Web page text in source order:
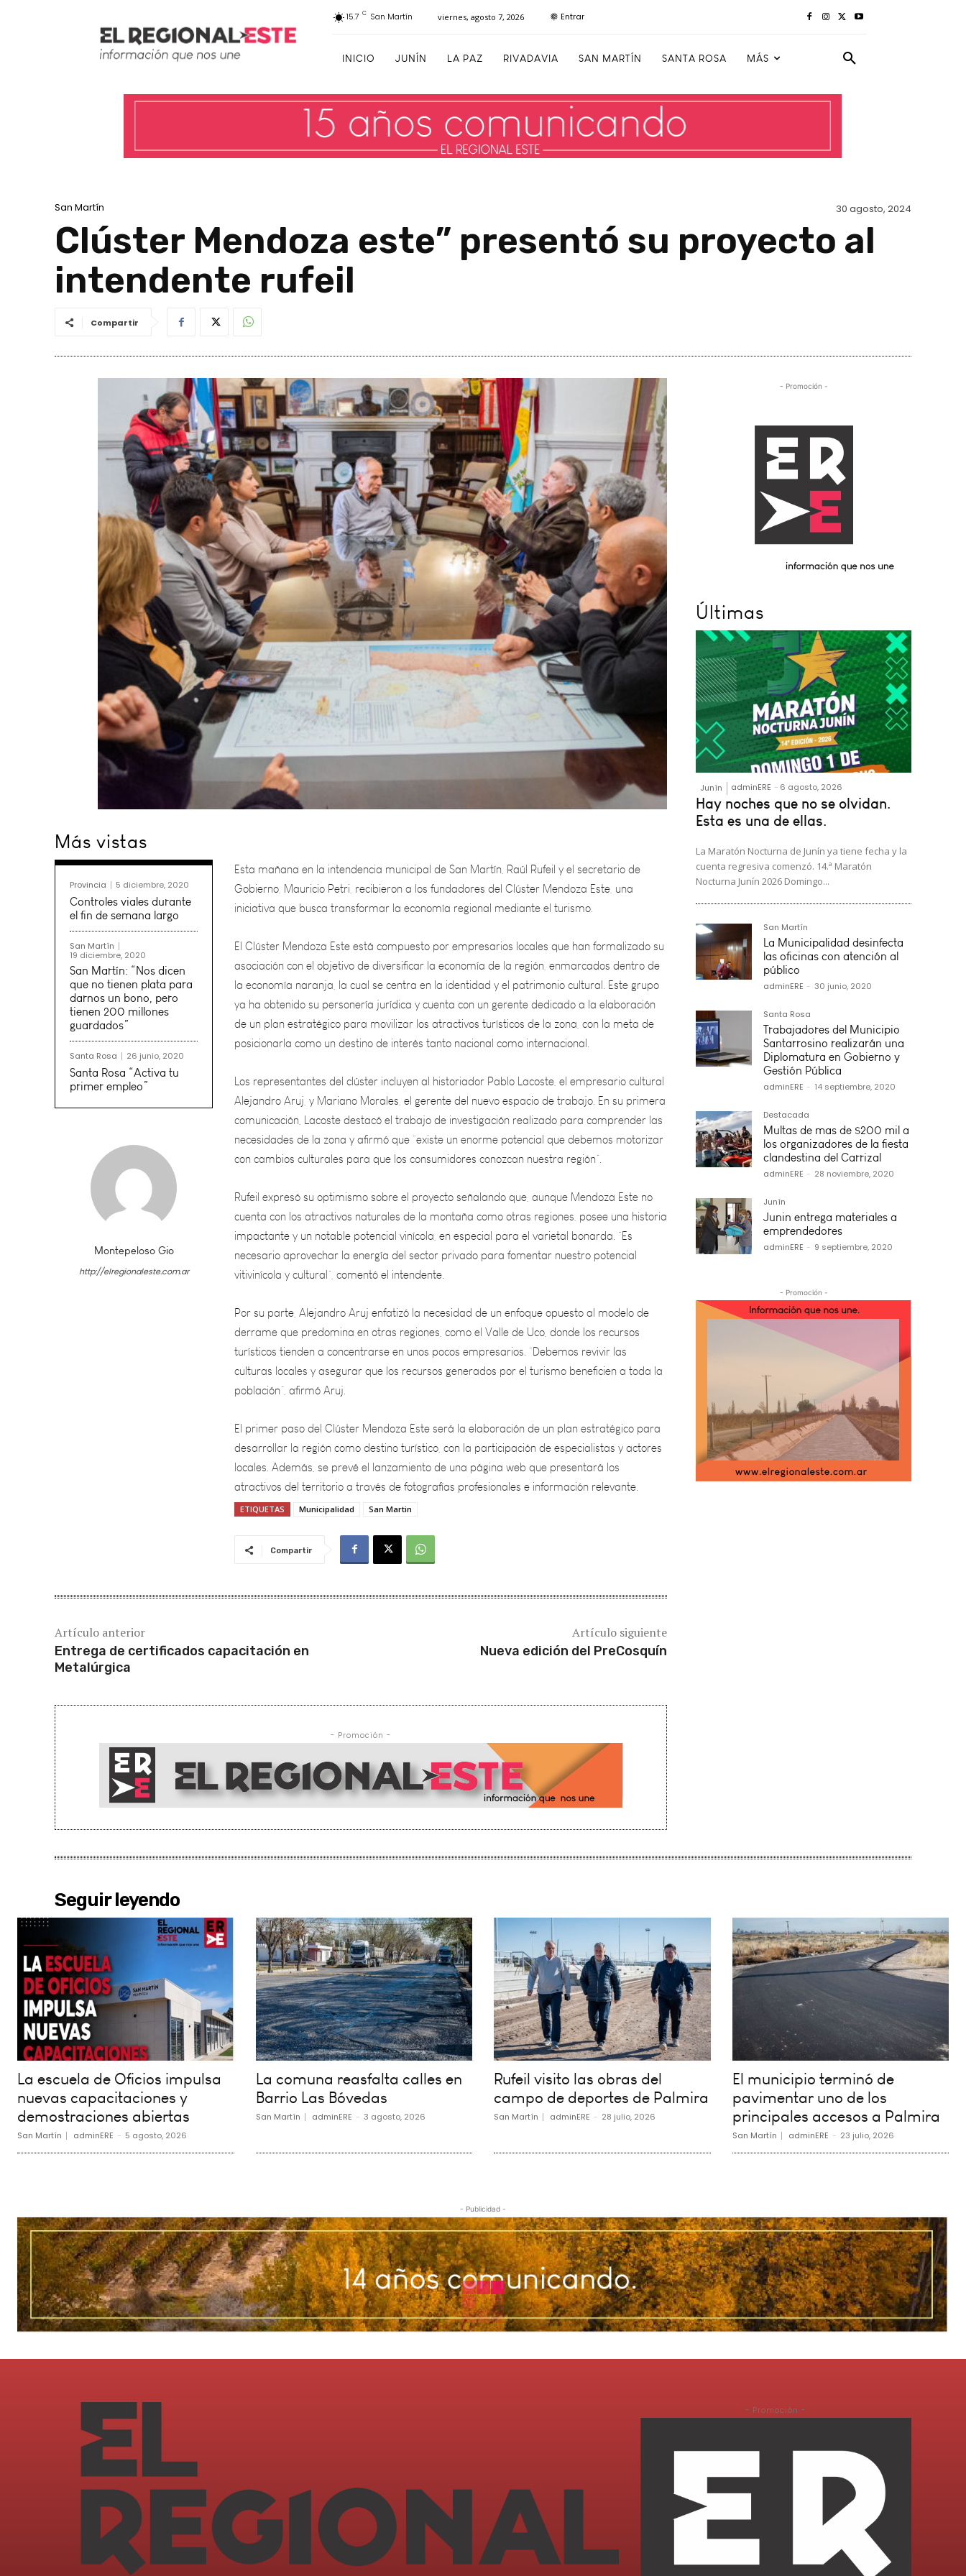
15.7 C San Martín viernes, agosto 7, 2026 Entrar
INICIO JUNÍN LA PAZ RIVADAVIA SAN MARTÍN SANTA ROSA MÁS
San Martín 30 agosto, 2024
Clúster Mendoza este” presentó su proyecto al
intendente rufeil
Compartir
Más vistas
Provincia 5 diciembre, 2020
Controles viales durante
el fin de semana largo
San Martín
19 diciembre, 2020
San Martín: “Nos dicen
que no tienen plata para
darnos un bono, pero
tienen 200 millones
guardados”
Santa Rosa 26 junio, 2020
Santa Rosa “Activa tu
primer empleo”
Montepeloso Gio
http://elregionaleste.com.ar
Gobierno, Mauricio Petri, recibieron a los fundadores del Clúster Mendoza Este, una
iniciativa que busca transformar la economía regional mediante el turismo.
El Clúster Mendoza Este está compuesto por empresarios locales que han formalizado su
asociación con el objetivo de diversificar la economía de la región, enmarcados dentro de
la economía naranja, la cual se centra en la identidad y el patrimonio cultural. Este grupo
ya ha obtenido su personería jurídica y cuenta con un gerente dedicado a la elaboración
de un plan estratégico para movilizar los atractivos turísticos de la zona, con la meta de
posicionarla como un destino de interés tanto nacional como internacional.
Los representantes del clúster incluyen al historiador Pablo Lacoste, el empresario cultural
Alejandro Aruj, y Mariano Morales, el gerente del nuevo espacio de trabajo. En su primera
comunicación, Lacoste destacó el trabajo de investigación realizado para comprender las
necesidades de la zona y afirmó que “existe un enorme potencial que debemos motorizar
con cambios culturales para que los consumidores conozcan nuestra región”.
Rufeil expresó su optimismo sobre el proyecto señalando que, aunque Mendoza Este no
cuenta con los atractivos naturales de la montaña como otras regiones, posee una historia
impactante y un notable potencial vinícola, en especial para el varietal bonarda. “Es
necesario aprovechar la energía del sector privado para fomentar nuestro potencial
vitivinícola y cultural”, comentó el intendente.
Por su parte, Alejandro Aruj enfatizó la necesidad de un enfoque opuesto al modelo de
derrame que predomina en otras regiones, como el Valle de Uco, donde los recursos
turísticos tienden a concentrarse en unos pocos empresarios. “Debemos revivir las
culturas locales y asegurar que los recursos generados por el turismo beneficien a toda la
población”, afirmó Aruj.
El primer paso del Clúster Mendoza Este será la elaboración de un plan estratégico para
desarrollar la región como destino turístico, con la participación de especialistas y actores
locales. Además, se prevé el lanzamiento de una página web que presentará los
atractivos del territorio a través de fotografías profesionales e información relevante.
ETIQUETAS Municipalidad San Martin
Compartir
Artículo anterior
Entrega de certificados capacitación en
Metalúrgica
Artículo siguiente
Nueva edición del PreCosquín
- Promoción -
- Promoción -
Últimas
Junín adminERE - 6 agosto, 2026
Hay noches que no se olvidan.
Esta es una de ellas.
La Maratón Nocturna de Junín ya tiene fecha y la
cuenta regresiva comenzó. 14.ª Maratón
Nocturna Junín 2026 Domingo...
San Martín
La Municipalidad desinfecta
las oficinas con atención al
público
adminERE - 30 junio, 2020
Santa Rosa
Trabajadores del Municipio
Santarrosino realizarán una
Diplomatura en Gobierno y
Gestión Pública
adminERE - 14 septiembre, 2020
Destacada
Multas de mas de $200 mil a
los organizadores de la fiesta
clandestina del Carrizal
adminERE - 28 noviembre, 2020
Junín
Junin entrega materiales a
emprendedores
adminERE - 9 septiembre, 2020
- Promoción -
Seguir leyendo
La escuela de Oficios impulsa
nuevas capacitaciones y
demostraciones abiertas
San Martín adminERE - 5 agosto, 2026
La comuna reasfalta calles en
Barrio Las Bóvedas
San Martín adminERE - 3 agosto, 2026
Rufeil visito las obras del
campo de deportes de Palmira
San Martín adminERE - 28 julio, 2026
El municipio terminó de
pavimentar uno de los
principales accesos a Palmira
San Martín adminERE - 23 julio, 2026
- Publicidad -
- Promoción -